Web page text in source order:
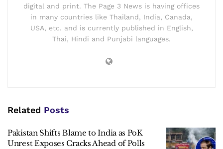
digital and print. The Page 3 News is having offices
in many countries like Thailand, India, Canada,
USA, etc. and is currently published in English,
Thai, Hindi and Punjabi languages.
Related Posts
Pakistan Shifts Blame to India as PoK
Unrest Exposes Cracks Ahead of Polls